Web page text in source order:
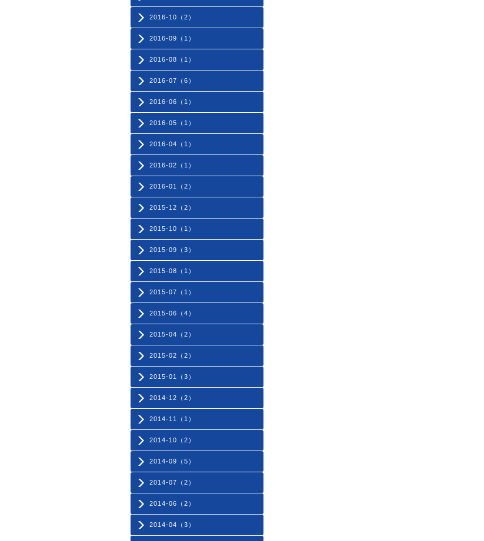
2016-10（2）
2016-09（1）
2016-08（1）
2016-07（6）
2016-06（1）
2016-05（1）
2016-04（1）
2016-02（1）
2016-01（2）
2015-12（2）
2015-10（1）
2015-09（3）
2015-08（1）
2015-07（1）
2015-06（4）
2015-04（2）
2015-02（2）
2015-01（3）
2014-12（2）
2014-11（1）
2014-10（2）
2014-09（5）
2014-07（2）
2014-06（2）
2014-04（3）